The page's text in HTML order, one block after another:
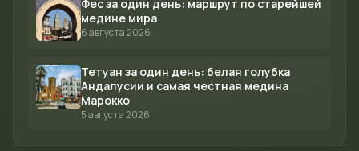
Фес за один день: маршрут по старейшей
медине мира
6 августа 2026
Тетуан за один день: белая голубка
Андалусии и самая честная медина
Марокко
5 августа 2026